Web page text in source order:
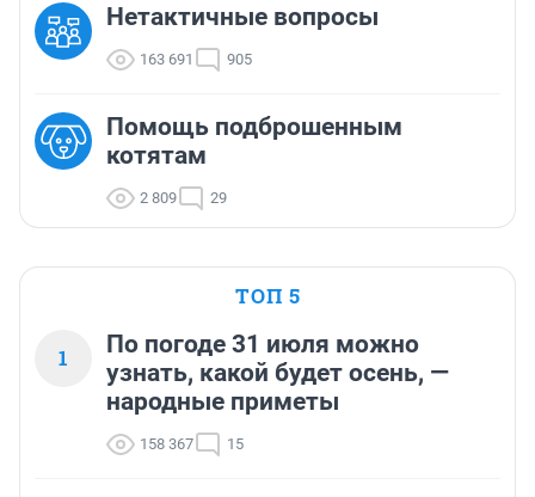
Нетактичные вопросы
163 691 905
Помощь подброшенным
котятам
2 809 29
ТОП 5
1
По погоде 31 июля можно
узнать, какой будет осень, —
народные приметы
158 367 15